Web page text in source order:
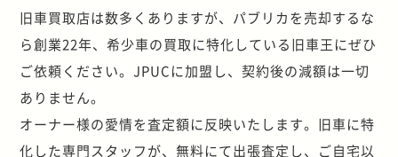
旧車買取店は数多くありますが、パブリカを売却するな
ら創業22年、希少車の買取に特化している旧車王にぜひ
ご依頼ください。JPUCに加盟し、契約後の減額は一切
ありません。
オーナー様の愛情を査定額に反映いたします。旧車に特
化した専門スタッフが、無料にて出張査定し、ご自宅以